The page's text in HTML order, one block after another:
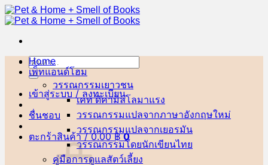
ข้าม
ไป
เนื้อหา
ค้นหา:
เข้าสู่ระบบ / ลงทะเบียน
ชื่นชอบ
ตะกร้าสินค้า /0.00฿ 0
Home
เพ็ทแอนด์โฮม
วรรณกรรมเยาวชน
เคท ดิคามิลโล
วรรณกรรมแปลจากภาษาอังกฤษ
วรรณกรรมแปลจากเยอรมัน
วรรณกรรมโดยนักเขียนไทย
คู่มือการดูแลสัตว์เลี้ยง